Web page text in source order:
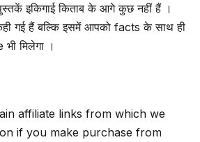
इकिगाई किताब के आगे कुछ नहीं हैं ।
गई हैं बल्कि इसमें आपको facts के साथ ही
मिलेगा ।
affiliate links from which we
if you make purchase from